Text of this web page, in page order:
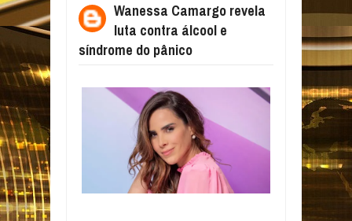
Wanessa Camargo revela
luta contra álcool e
síndrome do pânico